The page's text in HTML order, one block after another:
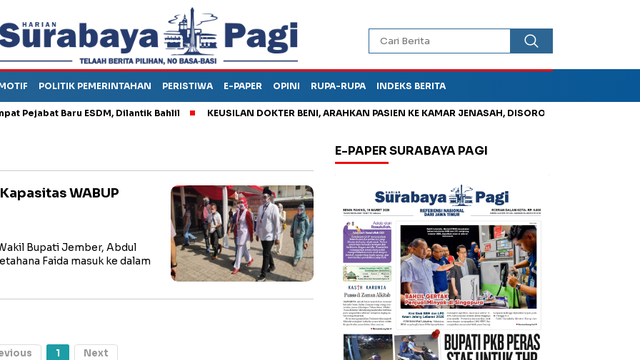
POLITIK PEMERINTAHAN PERISTIWA E-PAPER OPINI RUPA-RUPA INDEKS BERITA
Baru ESDM, Dilantik Bahlil KEUSILAN DOKTER BENI, ARAHKAN PASIEN KE KAMAR JENASAH, DISOROT
WABUP
Bupati Jember, Abdul
Faida masuk ke dalam
1 Next
E-PAPER SURABAYA PAGI